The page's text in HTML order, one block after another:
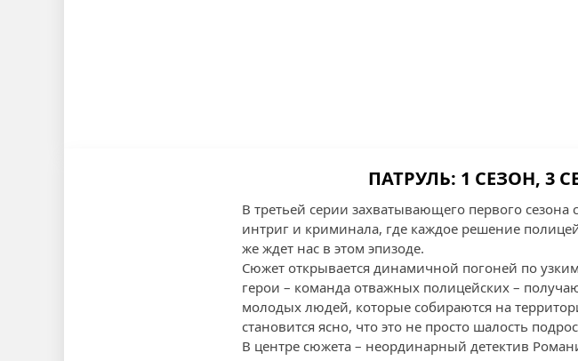
ПАТРУЛЬ: 1 СЕЗОН, 3
В третьей серии захватывающего первого
интриг и криминала, где каждое решение
же ждет нас в этом эпизоде.
Сюжет открывается динамичной погоней по
герои – команда отважных полицейских –
молодых людей, которые собираются на
становится ясно, что это не просто шалость
В центре сюжета – неординарный детектив